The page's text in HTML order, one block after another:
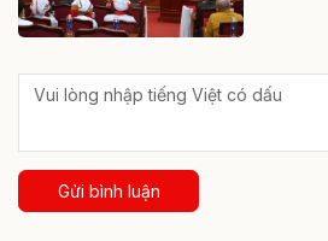
Gửi bình luận